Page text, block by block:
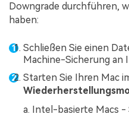
Downgrade durchführen,
haben:
Schließen Sie einen
Machine-Sicherung an
Starten Sie Ihren Mac
a. Intel-basierte Macs -